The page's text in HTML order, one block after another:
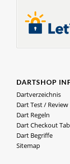
DARTSHOP
Dartverzeichnis
Dart Test / Review
Dart Regeln
Dart Checkout
Dart Begriffe
Sitemap